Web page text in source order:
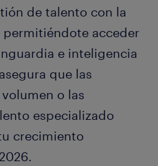
de talento con la
acceder
e inteligencia
que las
o las
especializado
crecimiento